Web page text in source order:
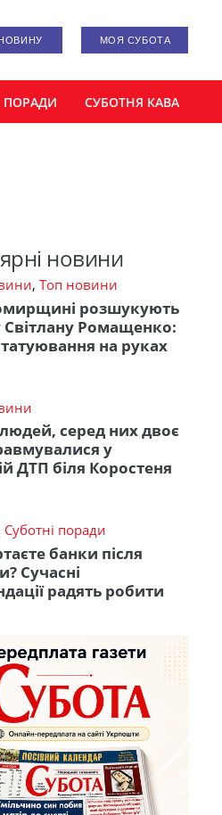
МОЯ СУБОТА
ПОРАДИ СУБОТНЯ КАВА
новини
, Топ новини
розшукують
Світлану Ромащенко:
на руках
серед них двоє
у
ДТП біля Коростеня
Суботні поради
банки після
Сучасні
радять робити